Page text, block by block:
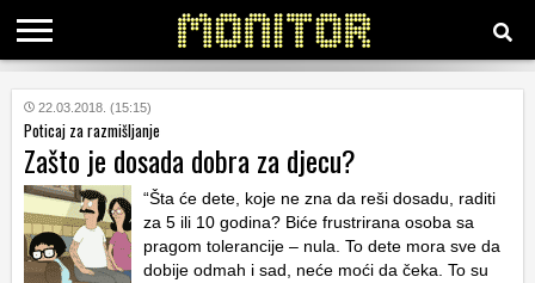
KATEGORIJE
HRVATSKI
WEB
22.03.2018. (15:15)
Poticaj za razmišljanje
Zašto je dosada dobra za djecu?
“Šta će dete, koje ne zna da reši dosadu, raditi
za 5 ili 10 godina? Biće frustrirana osoba sa
pragom tolerancije – nula. To dete mora sve da
dobije odmah i sad, neće moći da čeka. To su